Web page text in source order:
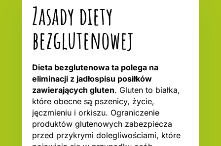
Zasady diety
bezglutenowej
Dieta bezglutenowa ta polega na
eliminacji z jadłospisu posiłków
zawierających gluten. Gluten to białka,
które obecne są pszenicy, życie,
jęczmieniu i orkiszu. Ograniczenie
produktów glutenowych zabezpiecza
przed przykrymi dolegliwościami, które